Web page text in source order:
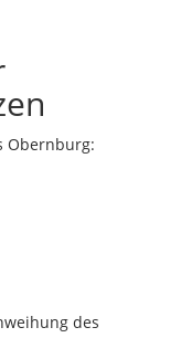
Obernburg:
des